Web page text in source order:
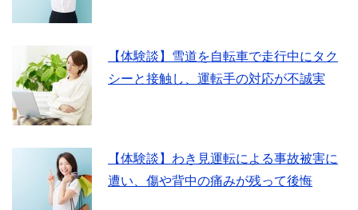
【体験談】雪道を自転車で走行中にタク
シーと接触し、運転手の対応が不誠実
【体験談】わき見運転による事故被害に
遭い、傷や背中の痛みが残って後悔